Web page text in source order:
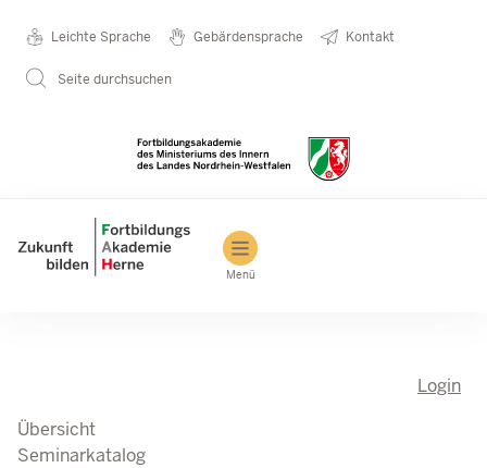
Metanavigation
Leichte Sprache Gebärdensprache Kontakt
Seite durchsuchen
Main navigation
Menü
Login
Übersicht
Seminarkatalog